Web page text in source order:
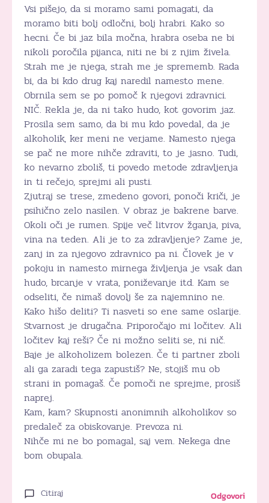
Vsi pišejo, da si moramo sami pomagati, da
moramo biti bolj odločni, bolj hrabri. Kako so
hecni. Če bi jaz bila močna, hrabra oseba ne bi
nikoli poročila pijanca, niti ne bi z njim živela.
Strah me je njega, strah me je sprememb. Rada
bi, da bi kdo drug kaj naredil namesto mene.
Obrnila sem se po pomoč k njegovi zdravnici.
NIČ. Rekla je, da ni tako hudo, kot govorim jaz.
Prosila sem samo, da bi mu kdo povedal, da je
alkoholik, ker meni ne verjame. Namesto njega
se pač ne more nihče zdraviti, to je jasno. Tudi,
ko nevarno zboliš, ti povedo metode zdravljenja
in ti rečejo, sprejmi ali pusti.
Zjutraj se trese, zmedeno govori, ponoči kriči, je
psihično zelo nasilen. V obraz je bakrene barve.
Okoli oči je rumen. Spije več litvrov žganja, piva,
vina na teden. Ali je to za zdravljenje? Zame je,
zanj in za njegovo zdravnico pa ni. Človek je v
pokoju in namesto mirnega življenja je vsak dan
hudo, brcanje v vrata, poniževanje itd. Kam se
odseliti, če nimaš dovolj še za najemnino ne.
Kako hišo deliti? Ti nasveti so ene same oslarije.
Stvarnost je drugačna. Priporočajo mi ločitev. Ali
ločitev kaj reši? Če ni možno seliti se, ni nič.
Baje je alkoholizem bolezen. Če ti partner zboli
ali ga zaradi tega zapustiš? Ne, stojiš mu ob
strani in pomagaš. Če pomoči ne sprejme, prosiš
naprej.
Kam, kam? Skupnosti anonimnih alkoholikov so
predaleč za obiskovanje. Prevoza ni.
Nihče mi ne bo pomagal, saj vem. Nekega dne
bom obupala.
Citiraj Odgovori